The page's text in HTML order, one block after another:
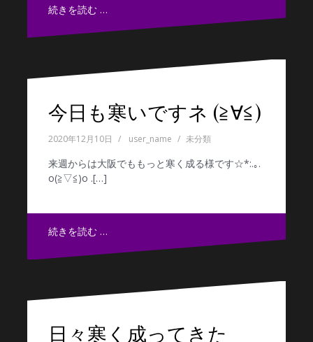
続きを読む …
今日も寒いですネ (≧∀≦)
2020年12月10日 user_name 未分類
来週からは大阪でももっと寒く成る様です☆*:.｡.
o(≧▽≦)o .[…]
続きを読む …
日々寒く成ってきた